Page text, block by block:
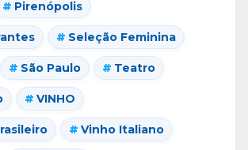
Pirenópolis
Seleção Feminina
São Paulo Teatro
VINHO
Vinho Italiano